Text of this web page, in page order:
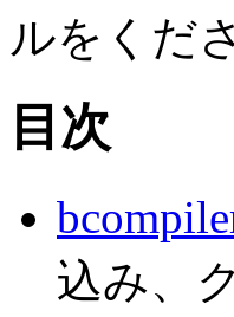
ルをくだ
目次
込み、